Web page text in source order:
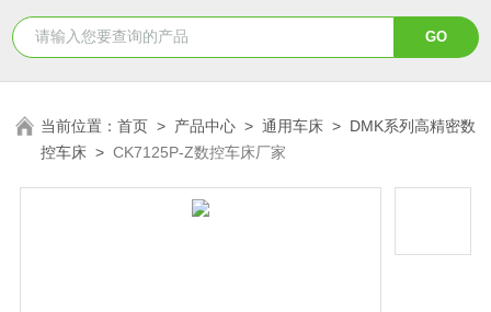
当前位置：首页 > 产品中心 >通用车床 > DMK系列高精密数
控车床 >CK7125P-Z数控车床厂家